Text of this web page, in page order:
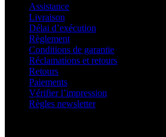
Assistance
Livraison
Délai d’exécution
Règlement
Conditions de garantie
Réclamations et retours
Retours
Paiements
Vérifier l’impression
Règles newsletter